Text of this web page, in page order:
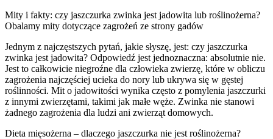
Mity i fakty: czy jaszczurka zwinka jest jadowita lub roślinożerna?
Obalamy mity dotyczące zagrożeń ze strony gadów
Jednym z najczęstszych pytań, jakie słyszę, jest: czy jaszczurka
zwinka jest jadowita? Odpowiedź jest jednoznaczna: absolutnie nie.
Jest to całkowicie niegroźne dla człowieka zwierzę, które w obliczu
zagrożenia najczęściej ucieka do nory lub ukrywa się w gęstej
roślinności. Mit o jadowitości wynika często z pomylenia jaszczurki
z innymi zwierzętami, takimi jak małe węże. Zwinka nie stanowi
żadnego zagrożenia dla ludzi ani zwierząt domowych.
Dieta mięsożerna – dlaczego jaszczurka nie jest roślinożerna?